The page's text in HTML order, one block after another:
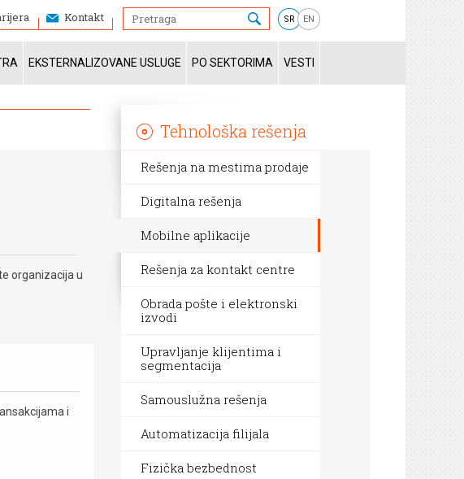
SR EN
Kontakt
EKSTERNALIZOVANE USLUGE PO SEKTORIMA VESTI
organizacija u
i
Tehnološka rešenja
Rešenja na mestima prodaje
Digitalna rešenja
Mobilne aplikacije
Rešenja za kontakt centre
Obrada pošte i elektronski
izvodi
Upravljanje klijentima i
segmentacija
Samouslužna rešenja
Automatizacija filijala
Fizička bezbednost